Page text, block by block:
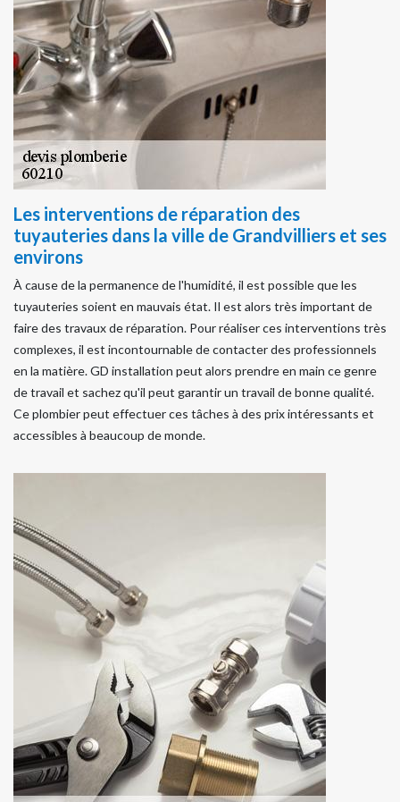
Les interventions de réparation des
tuyauteries dans la ville de Grandvilliers et ses
environs
À cause de la permanence de l'humidité, il est possible que les
tuyauteries soient en mauvais état. Il est alors très important de
faire des travaux de réparation. Pour réaliser ces interventions très
complexes, il est incontournable de contacter des professionnels
en la matière. GD installation peut alors prendre en main ce genre
de travail et sachez qu'il peut garantir un travail de bonne qualité.
Ce plombier peut effectuer ces tâches à des prix intéressants et
accessibles à beaucoup de monde.